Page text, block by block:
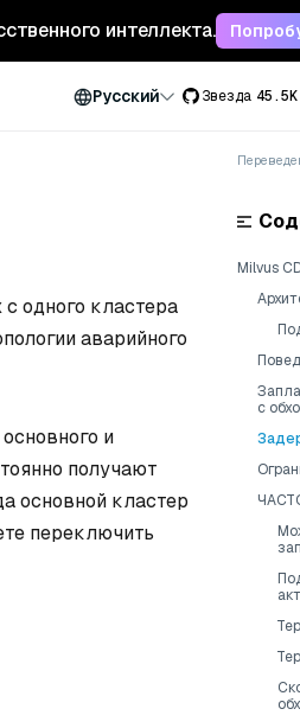
интеллекта.
Русский Звезда 45.5K
одного кластера
аварийного
и
получают
основной кластер
переключить
Milvus
с